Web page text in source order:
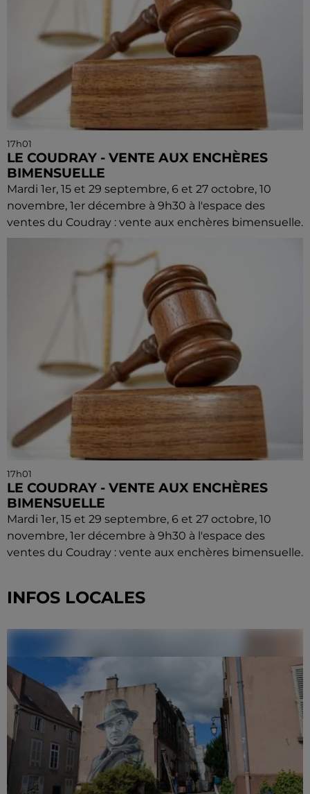
17h01
LE COUDRAY - VENTE AUX ENCHÈRES
BIMENSUELLE
Mardi 1er, 15 et 29 septembre, 6 et 27 octobre, 10
novembre, 1er décembre à 9h30 à l'espace des
ventes du Coudray : vente aux enchères bimensuelle.
17h01
LE COUDRAY - VENTE AUX ENCHÈRES
BIMENSUELLE
Mardi 1er, 15 et 29 septembre, 6 et 27 octobre, 10
novembre, 1er décembre à 9h30 à l'espace des
ventes du Coudray : vente aux enchères bimensuelle.
INFOS LOCALES